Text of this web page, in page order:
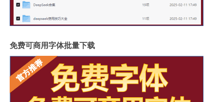
免费可商用字体批量下载